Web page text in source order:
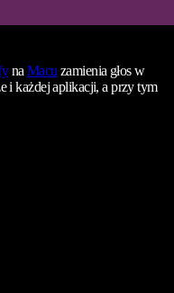
na Macu zamienia głos w
i każdej aplikacji, a przy tym